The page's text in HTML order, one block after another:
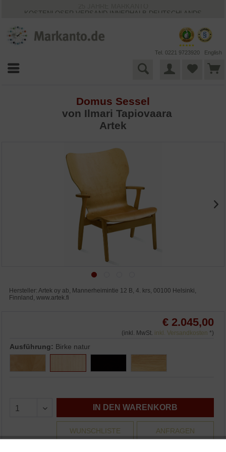
KOSTENLOSER VERSAND INNERHALB DEUTSCHLANDS
VIELFÄLTIGE ZAHLUNGSMÖGLICHKEITEN
BESTPRICE-GARANTIE
Tel. 0221 9723920 English
Domus Sessel
von Ilmari Tapiovaara
Artek
Hersteller: Artek oy ab, Mannerheimintie 12 B, 4. krs, 00100 Helsinki,
Finnland, www.artek.fi
€ 2.045,00
(inkl. MwSt. inkl. Versandkosten *)
Ausführung: Birke natur
IN DEN WARENKORB
WUNSCHLISTE ANFRAGEN